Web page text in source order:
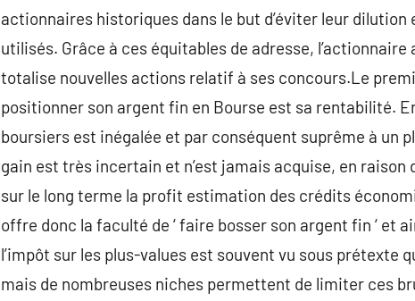
actionnaires historiques dans le but d’éviter leur
utilisés. Grâce à ces équitables de adresse,
totalise nouvelles actions relatif à ses concours.Le
positionner son argent fin en Bourse est sa rentabilité.
boursiers est inégalée et par conséquent suprême à un
gain est très incertain et n’est jamais acquise, en
sur le long terme la profit estimation des crédits
offre donc la faculté de ‘ faire bosser son argent fin ‘ et
l’impôt sur les plus-values est souvent vu sous prétexte
mais de nombreuses niches permettent de limiter ces